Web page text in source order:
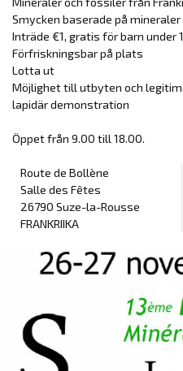
Smycken baserade på
Inträde €1, gratis för barn under
Förfriskningsbar på plats
Lotta ut
Möjlighet till utbyten och
lapidär demonstration
Öppet från 9.00 till 18.00.
Route de Bollène
Salle des Fêtes
26790 Suze-la-Rousse
FRANKRIIKA